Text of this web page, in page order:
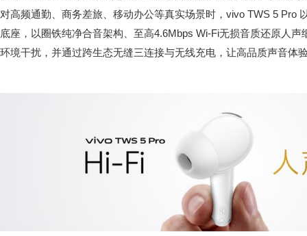
对高频通勤、商务差旅、移动办公等真实场景时，vivo TWS 5 Pro
底座，以圈铁纯净合音架构、至高4.6Mbps Wi-Fi无损音质还原人
环境干扰，并通过跨生态无缝三连接与无线充电，让高品质声音体